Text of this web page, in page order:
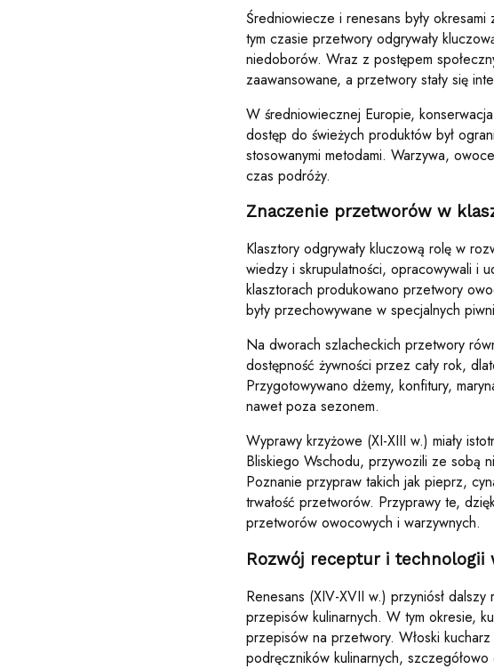
Średniowiecze i renesans były
tym czasie przetwory odgrywały
niedoborów. Wraz z postępem
zaawansowane, a przetwory stały się
W średniowiecznej Europie,
dostęp do świeżych produktów był
stosowanymi metodami. Warzywa,
czas podróży.
Znaczenie przetworów w
Klasztory odgrywały kluczową rolę w
wiedzy i skrupulatności, opracowywali i
klasztorach produkowano przetwory
były przechowywane w specjalnych
Na dworach szlacheckich przetwory
dostępność żywności przez cały rok,
Przygotowywano dżemy, konfitury,
nawet poza sezonem.
Wyprawy krzyżowe (XI-XIII w.) miały
Bliskiego Wschodu, przywozili ze sobą
Poznanie przypraw takich jak pieprz,
trwałość przetworów. Przyprawy te,
przetworów owocowych i warzywnych.
Rozwój receptur i technologii
Renesans (XIV-XVII w.) przyniósł
przepisów kulinarnych. W tym okresie,
przepisów na przetwory. Włoski
podręczników kulinarnych,